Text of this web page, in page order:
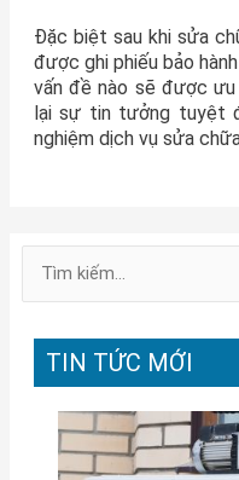
Đặc biệt sau khi sửa
được ghi phiếu bảo
vấn đề nào sẽ được
lại sự tin tưởng tuyệt
nghiệm dịch vụ sửa
TIN TỨC MỚI